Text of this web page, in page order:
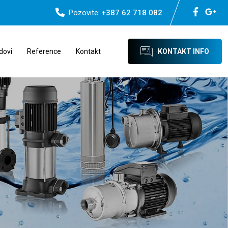
Pozovite: +387 62 718 082
Reference Kontakt KONTAKT INFO